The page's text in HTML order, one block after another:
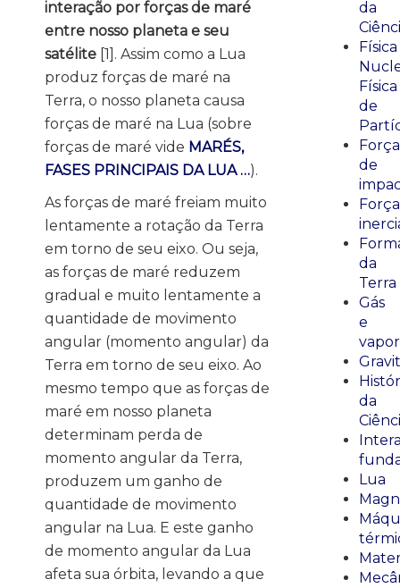
interação por forças de maré
entre nosso planeta e seu
satélite [1]. Assim como a Lua
produz forças de maré na
Terra, o nosso planeta causa
forças de maré na Lua (sobre
forças de maré vide MARÉS,
FASES PRINCIPAIS DA LUA …).
As forças de maré freiam muito
lentamente a rotação da Terra
em torno de seu eixo. Ou seja,
as forças de maré reduzem
gradual e muito lentamente a
quantidade de movimento
angular (momento angular) da
Terra em torno de seu eixo. Ao
mesmo tempo que as forças de
maré em nosso planeta
determinam perda de
momento angular da Terra,
produzem um ganho de
quantidade de movimento
angular na Lua. E este ganho
de momento angular da Lua
afeta sua órbita, levando a que
da
Física
Física
de
Força
de
da
Terra
Gás
e
vapor
da
Lua